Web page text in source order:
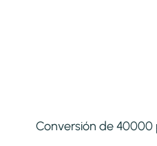
Conversión de 40000